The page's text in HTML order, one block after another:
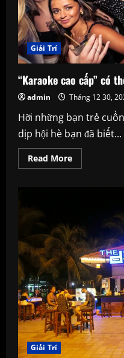
Giải Trí
“Karaoke cao cấp” có
admin Tháng 12 30,
Hỡi những bạn trẻ
dịp hội hè bạn đã biết...
Read MoreRead
more
bạn
chưa
biết
Giải Trí